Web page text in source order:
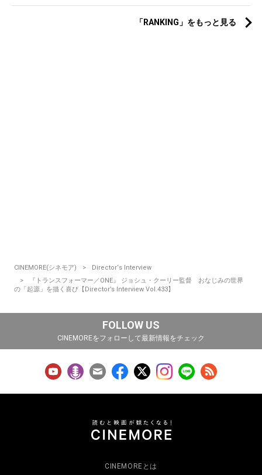
「RANKING」をもっと見る
CINEMORE(シネモア)
Director‘s Interview
『トランスフォーマー／ONE』 ジョシュ・クーリー監督 おなじみの世界
の「起源」を描く喜び【Director’s Interview Vol.433】
FOLLOW US
CINEMOREをフォローして最新情報をチェック
CINEMOREとは